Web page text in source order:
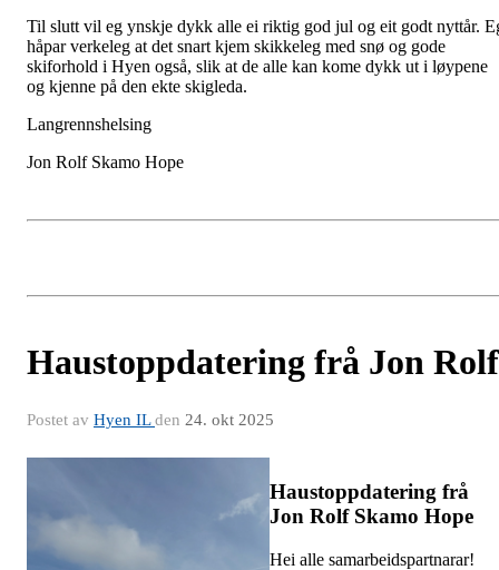
Til slutt vil eg ynskje dykk alle ei riktig god jul og eit godt nyttår.
håpar verkeleg at det snart kjem skikkeleg med snø og gode
skiforhold i Hyen også, slik at de alle kan kome dykk ut i løypene
og kjenne på den ekte skigleda.
Langrennshelsing
Jon Rolf Skamo Hope
Haustoppdatering frå Jon Rolf
Postet av Hyen ILden 24. okt 2025
Haustoppdatering frå
Jon Rolf Skamo Hope
Hei alle samarbeidspartnarar!